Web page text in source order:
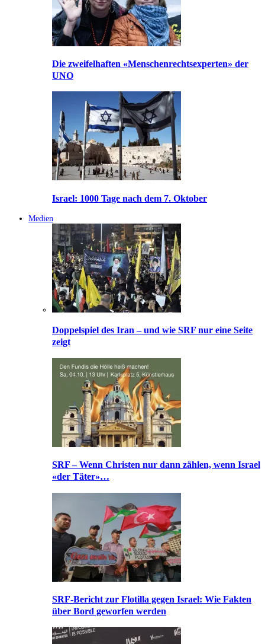
Die zweifelhaften «Menschenrechtsexperten» der
UNO
Israel: 1000 Tage nach dem 7. Oktober
Medien
Doppelspiel des Iran – und wie SRF nur eine Seite
zeigt
SRF – Wenn Christen nur dann zählen, wenn Israel
«der Täter»…
SRF-Bericht zur Flotilla gegen Israel: Wie Fakten
über Bord geworfen werden